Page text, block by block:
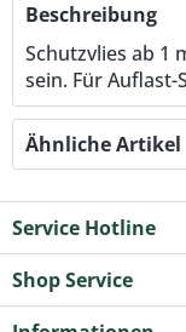
Beschreibung
Schutzvlies ab 1
sein. Für Auflast-
Ähnliche Artikel
Service Hotline
Shop Service